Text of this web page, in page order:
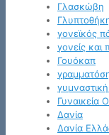
Γλασκώβη
γονεϊκός
γονείς και
Γουόκαπ
γυμναστική
Γυναικεία
Δανία
Δανία